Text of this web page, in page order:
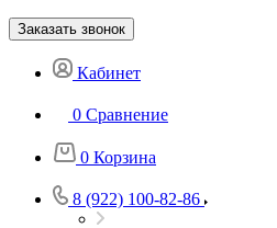
Заказать звонок
Кабинет
0 Сравнение
0 Корзина
8 (922) 100-82-86